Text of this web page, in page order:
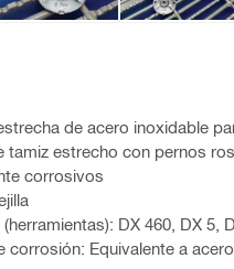
de acero inoxidable
tamiz estrecho con pernos
corrosivos
DX 460, DX 5,
corrosión: Equivalente a